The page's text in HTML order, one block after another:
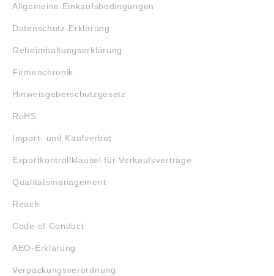
Allgemeine Einkaufsbedingungen
Datenschutz-Erklärung
Geheimhaltungserklärung
Firmenchronik
Hinweisgeberschutzgesetz
RoHS
Import- und Kaufverbot
Exportkontrollklausel für Verkaufsverträge
Qualitätsmanagement
Reach
Code of Conduct
AEO-Erklärung
Verpackungsverordnung